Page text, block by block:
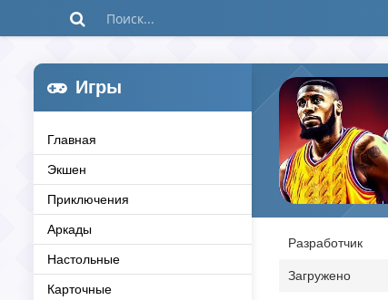
Игры
Главная
Экшен
Приключения
Аркады
Настольные
Карточные
Разработчик
Загружено